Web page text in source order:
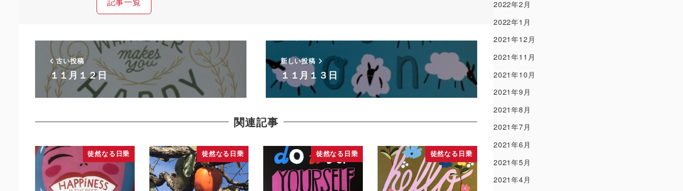
古い投稿
１１月１２日
新しい投稿
１１月１３日
関連記事
徒然なる日乗 徒然なる日乗 徒然なる日乗 徒然なる日乗
2022年2月
2022年1月
2021年12月
2021年11月
2021年10月
2021年9月
2021年8月
2021年7月
2021年6月
2021年5月
2021年4月